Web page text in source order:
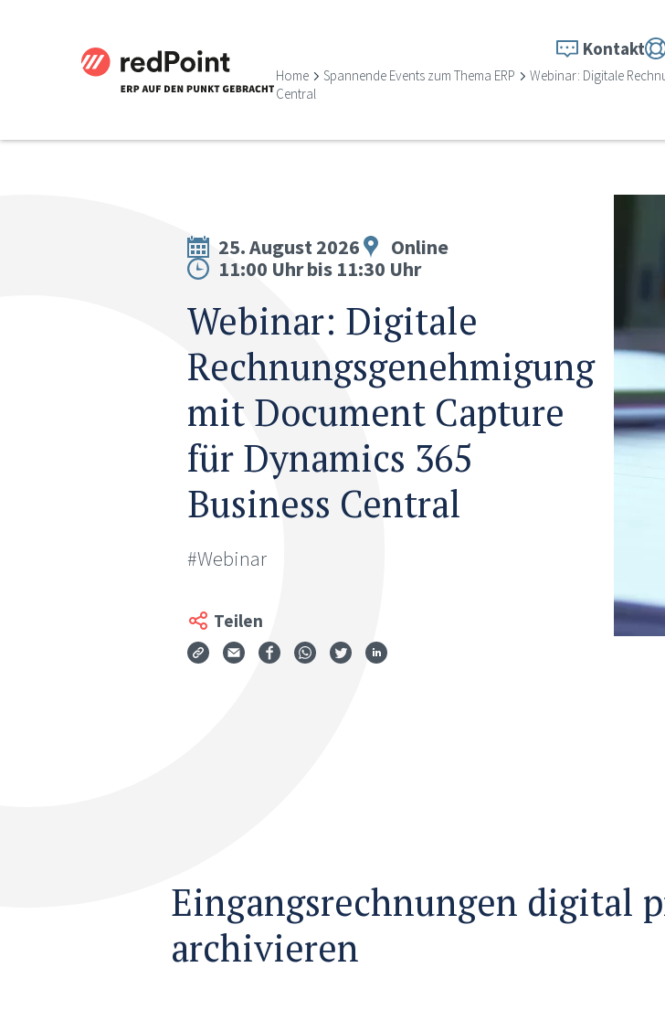
Kontakt
Home Spannende Events zum Thema ERP
Webinar: Digitale
Central
25. August 2026
Online
11:00 Uhr bis 11:30 Uhr
Webinar: Digitale
Rechnungsgenehmigung
mit Document Capture
für Dynamics 365
Business Central
#Webinar
Teilen
Via Mail teilen
Auf Facebook teilen
Auf WhatsApp teilen
Auf Twitter teilen
Auf LinkedIn teilen
Eingangsrechnungen digital
archivieren